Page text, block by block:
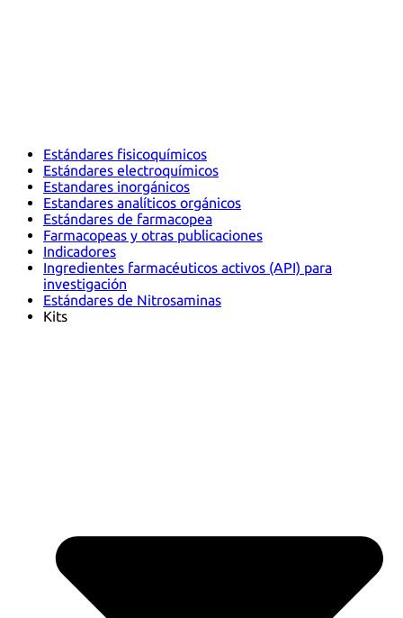
Estándares fisicoquímicos
Estándares electroquímicos
Estandares inorgánicos
Estandares analíticos orgánicos
Estándares de farmacopea
Farmacopeas y otras publicaciones
Indicadores
Ingredientes farmacéuticos activos (API) para
investigación
Estándares de Nitrosaminas
Kits